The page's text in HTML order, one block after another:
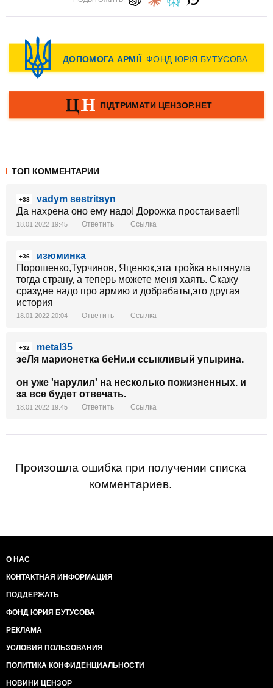
ТОП КОММЕНТАРИИ
+38
vadym sestritsyn
Да нахрена оно ему надо! Дорожка простаивает!!
18.01.2022 19:45 Ответить Ссылка
+36
изюминка
Порошенко,Турчинов, Яценюк,эта тройка вытянула
тогда страну, а теперь можете меня хаять. Скажу
сразу,не надо про армию и добрабаты,это другая
история
18.01.2022 20:04 Ответить Ссылка
+32
metal35
зеЛя марионетка беНи.и ссыкливый упырина.
он уже 'нарулил' на несколько пожизненных. и
за все будет отвечать.
18.01.2022 19:45 Ответить Ссылка
Произошла ошибка при получении списка
комментариев.
О НАС
КОНТАКТНАЯ ИНФОРМАЦИЯ
ПОДДЕРЖАТЬ
ФОНД ЮРИЯ БУТУСОВА
РЕКЛАМА
УСЛОВИЯ ПОЛЬЗОВАНИЯ
ПОЛИТИКА КОНФИДЕНЦИАЛЬНОСТИ
НОВИНИ ЦЕНЗОР